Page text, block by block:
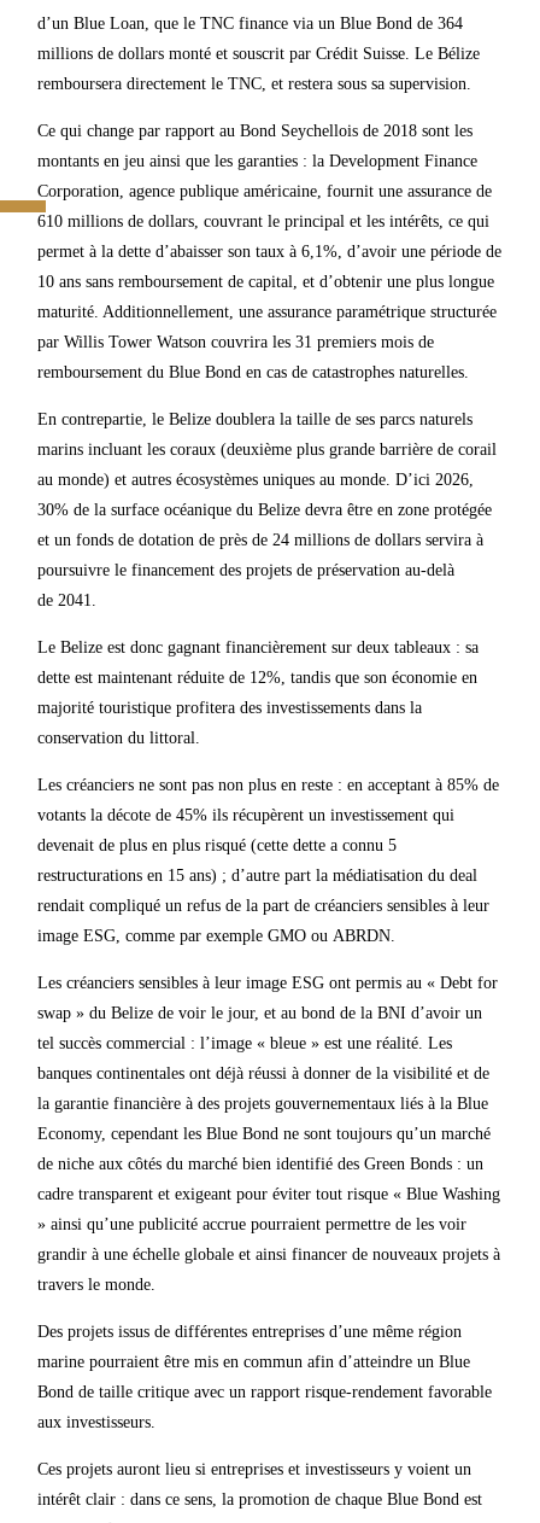
d’un Blue Loan, que le TNC finance via un Blue Bond de 364
millions de dollars monté et souscrit par Crédit Suisse. Le Bélize
remboursera directement le TNC, et restera sous sa supervision.
Ce qui change par rapport au Bond Seychellois de 2018 sont les
montants en jeu ainsi que les garanties : la Development Finance
Corporation, agence publique américaine, fournit une assurance de
610 millions de dollars, couvrant le principal et les intérêts, ce qui
permet à la dette d’abaisser son taux à 6,1%, d’avoir une période de
10 ans sans remboursement de capital, et d’obtenir une plus longue
maturité. Additionnellement, une assurance paramétrique structurée
par Willis Tower Watson couvrira les 31 premiers mois de
remboursement du Blue Bond en cas de catastrophes naturelles.
En contrepartie, le Belize doublera la taille de ses parcs naturels
marins incluant les coraux (deuxième plus grande barrière de corail
au monde) et autres écosystèmes uniques au monde. D’ici 2026,
30% de la surface océanique du Belize devra être en zone protégée
et un fonds de dotation de près de 24 millions de dollars servira à
poursuivre le financement des projets de préservation au-delà
de 2041.
Le Belize est donc gagnant financièrement sur deux tableaux : sa
dette est maintenant réduite de 12%, tandis que son économie en
majorité touristique profitera des investissements dans la
conservation du littoral.
Les créanciers ne sont pas non plus en reste : en acceptant à 85% de
votants la décote de 45% ils récupèrent un investissement qui
devenait de plus en plus risqué (cette dette a connu 5
restructurations en 15 ans) ; d’autre part la médiatisation du deal
rendait compliqué un refus de la part de créanciers sensibles à leur
image ESG, comme par exemple GMO ou ABRDN.
Les créanciers sensibles à leur image ESG ont permis au « Debt for
swap » du Belize de voir le jour, et au bond de la BNI d’avoir un
tel succès commercial : l’image « bleue » est une réalité. Les
banques continentales ont déjà réussi à donner de la visibilité et de
la garantie financière à des projets gouvernementaux liés à la Blue
Economy, cependant les Blue Bond ne sont toujours qu’un marché
de niche aux côtés du marché bien identifié des Green Bonds : un
cadre transparent et exigeant pour éviter tout risque « Blue Washing
» ainsi qu’une publicité accrue pourraient permettre de les voir
grandir à une échelle globale et ainsi financer de nouveaux projets à
travers le monde.
Des projets issus de différentes entreprises d’une même région
marine pourraient être mis en commun afin d’atteindre un Blue
Bond de taille critique avec un rapport risque-rendement favorable
aux investisseurs.
Ces projets auront lieu si entreprises et investisseurs y voient un
intérêt clair : dans ce sens, la promotion de chaque Blue Bond est